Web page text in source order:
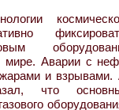
Аварии с
и взрывами.
что